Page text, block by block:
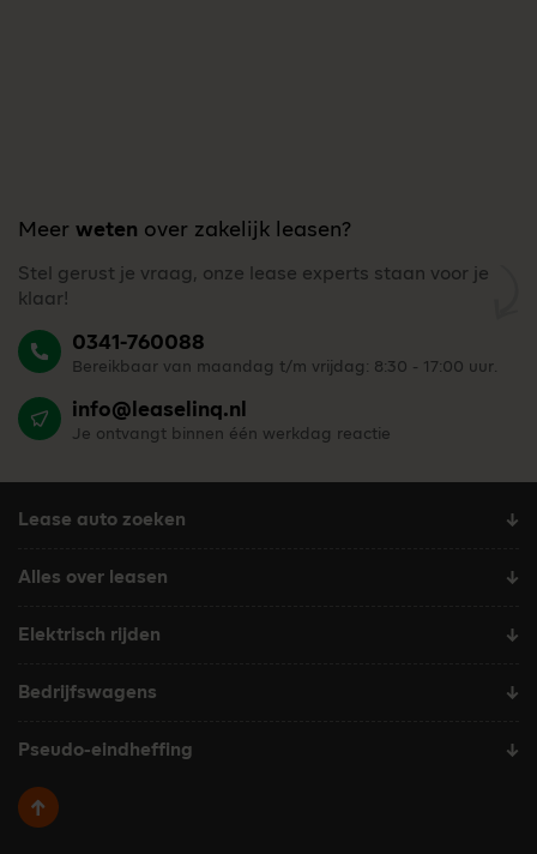
Meer weten over zakelijk leasen?
Stel gerust je vraag, onze lease experts staan voor je
klaar!
0341-760088
Bereikbaar van maandag t/m vrijdag: 8:30 - 17:00 uur.
info@leaselinq.nl
Je ontvangt binnen één werkdag reactie
Lease auto zoeken
Alles over leasen
Elektrisch rijden
Bedrijfswagens
Pseudo-eindheffing
Terug naar boven